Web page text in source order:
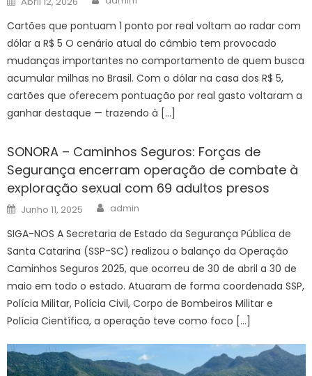
on
Cartões que pontuam 1 ponto por real voltam ao radar com
dólar a R$ 5 O cenário atual do câmbio tem provocado
mudanças importantes no comportamento de quem busca
acumular milhas no Brasil. Com o dólar na casa dos R$ 5,
cartões que oferecem pontuação por real gasto voltaram a
ganhar destaque — trazendo à […]
SONORA – Caminhos Seguros: Forças de
Segurança encerram operação de combate à
exploração sexual com 69 adultos presos
Posted
on
Junho 11, 2025 Author
admin
SIGA-NOS A Secretaria de Estado da Segurança Pública de
Santa Catarina (SSP-SC) realizou o balanço da Operação
Caminhos Seguros 2025, que ocorreu de 30 de abril a 30 de
maio em todo o estado. Atuaram de forma coordenada SSP,
Polícia Militar, Polícia Civil, Corpo de Bombeiros Militar e
Polícia Científica, a operação teve como foco […]